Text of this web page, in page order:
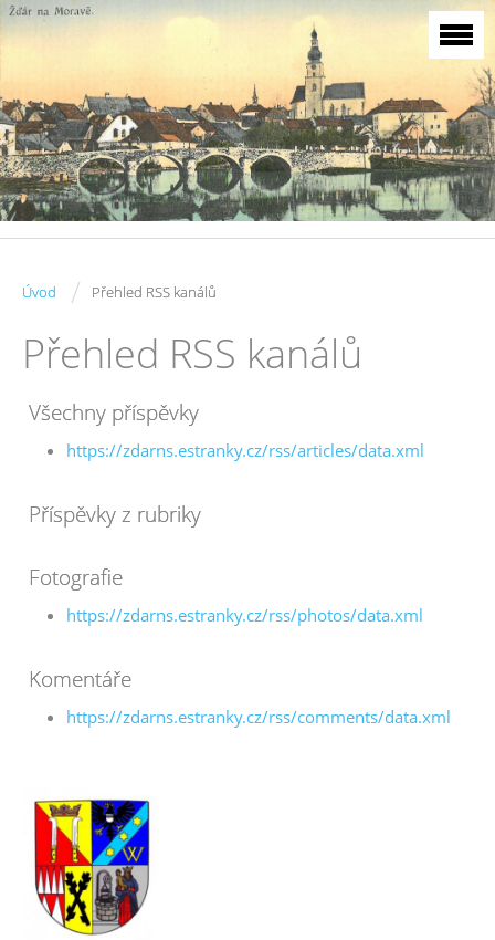
Úvod / Přehled RSS kanálů
Přehled RSS kanálů
Všechny příspěvky
https://zdarns.estranky.cz/rss/articles/data.xml
Příspěvky z rubriky
Fotografie
https://zdarns.estranky.cz/rss/photos/data.xml
Komentáře
https://zdarns.estranky.cz/rss/comments/data.xml